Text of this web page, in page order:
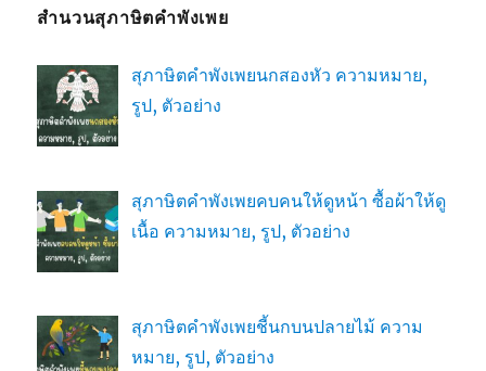
สำนวนสุภาษิตคำพังเพย
สุภาษิตคำพังเพยนกสองหัว ความหมาย,
รูป, ตัวอย่าง
สุภาษิตคำพังเพยคบคนให้ดูหน้า ซื้อผ้าให้ดู
เนื้อ ความหมาย, รูป, ตัวอย่าง
สุภาษิตคำพังเพยชี้นกบนปลายไม้ ความ
หมาย, รูป, ตัวอย่าง